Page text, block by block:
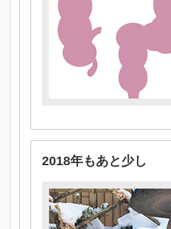
2018年もあと少し